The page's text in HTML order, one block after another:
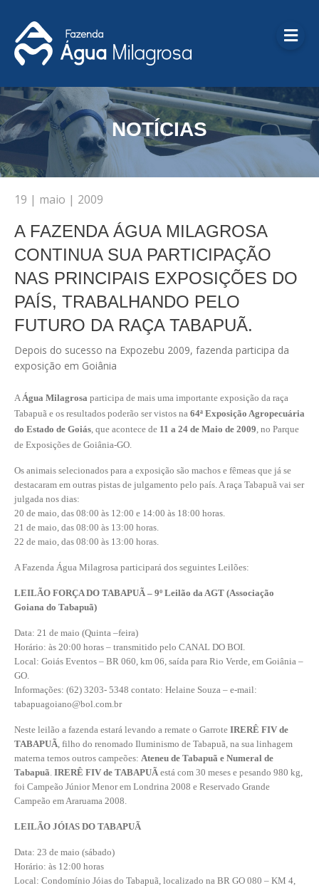
NOTÍCIAS
19 | maio | 2009
A FAZENDA ÁGUA MILAGROSA
CONTINUA SUA PARTICIPAÇÃO
NAS PRINCIPAIS EXPOSIÇÕES DO
PAÍS, TRABALHANDO PELO
FUTURO DA RAÇA TABAPUÃ.
Depois do sucesso na Expozebu 2009, fazenda participa da
exposição em Goiânia
A Água Milagrosa participa de mais uma importante exposição da raça
Tabapuã e os resultados poderão ser vistos na 64ª Exposição Agropecuária
do Estado de Goiás , que acontece de 11 a 24 de Maio de 2009 , no Parque
de Exposições de Goiânia-GO.
Os animais selecionados para a exposição são machos e fêmeas que já se
destacaram em outras pistas de julgamento pelo país. A raça Tabapuã vai ser
julgada nos dias:
20 de maio, das 08:00 às 12:00 e 14:00 às 18:00 horas.
21 de maio, das 08:00 às 13:00 horas.
22 de maio, das 08:00 às 13:00 horas.
A Fazenda Água Milagrosa participará dos seguintes Leilões:
LEILÃO FORÇA DO TABAPUÃ – 9º Leilão da AGT (Associação
Goiana do Tabapuã)
Data: 21 de maio (Quinta –feira)
Horário: às 20:00 horas – transmitido pelo CANAL DO BOI.
Local: Goiás Eventos – BR 060, km 06, saída para Rio Verde, em Goiânia –
GO.
Informações: (62) 3203- 5348 contato: Helaine Souza – e-mail:
tabapuagoiano@bol.com.br
Neste leilão a fazenda estará levando a remate o Garrote IRERÊ FIV de
TABAPUÃ , filho do renomado Iluminismo de Tabapuã, na sua linhagem
materna temos outros campeões: Ateneu de Tabapuã e Numeral de
Tabapuã IRERÊ FIV de TABAPUÃ está com 30 meses e pesando 980 kg,
foi Campeão Júnior Menor em Londrina 2008 e Reservado Grande
Campeão em Araruama 2008.
LEILÃO JÓIAS DO TABAPUÃ
Data: 23 de maio (sábado)
Horário: às 12:00 horas
Local: Condomínio Jóias do Tabapuã, localizado na BR GO 080 – KM 4,